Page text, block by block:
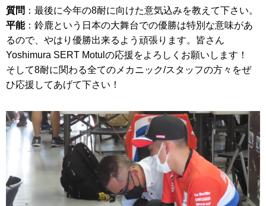
質問 ：最後に今年の8耐に向けた意気込みを教えて下さい。
平能：鈴鹿という日本の大舞台での優勝は特別な意味があ
るので、やはり優勝出来るよう頑張ります。皆さん
Yoshimura SERT Motulの応援をよろしくお願いします！
そして8耐に関わる全てのメカニック/スタッフの方々をぜ
ひ応援してあげて下さい！